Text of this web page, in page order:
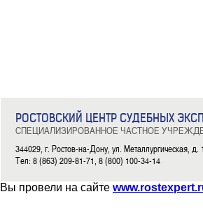
РОСТОВСКИЙ ЦЕНТР СУДЕБНЫХ
СПЕЦИАЛИЗИРОВАННОЕ ЧАСТНОЕ
344029, г. Ростов-на-Дону, ул. Металлургическая,
Тел: 8 (863) 209-81-71, 8 (800) 100-34-14
Вы провели на сайте